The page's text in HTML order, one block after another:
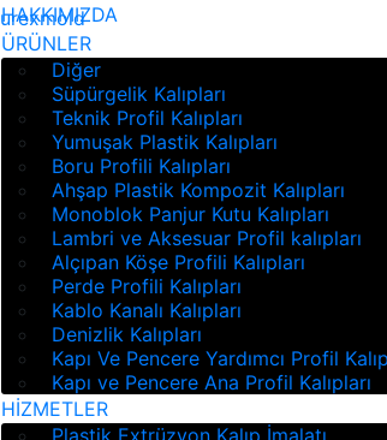
HAKKIMIZDA
ÜRÜNLER
Diğer
Süpürgelik Kalıpları
Teknik Profil Kalıpları
Yumuşak Plastik Kalıpları
Boru Profili Kalıpları
Ahşap Plastik Kompozit Kalıpları
Monoblok Panjur Kutu Kalıpları
Lambri ve Aksesuar Profil kalıpları
Alçıpan Köşe Profili Kalıpları
Perde Profili Kalıpları
Kablo Kanalı Kalıpları
Denizlik Kalıpları
Kapı Ve Pencere Yardımcı Profil
Kapı ve Pencere Ana Profil Kalıpları
HİZMETLER
Plastik Extrüzyon Kalıp İmalatı